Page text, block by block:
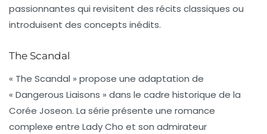
passionnantes qui revisitent des récits classiques ou
introduisent des concepts inédits.
The Scandal
« The Scandal » propose une adaptation de
« Dangerous Liaisons » dans le cadre historique de la
Corée Joseon. La série présente une romance
complexe entre Lady Cho et son admirateur